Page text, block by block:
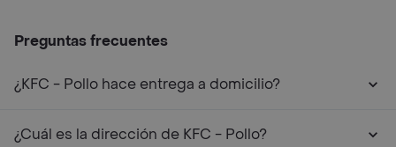
Preguntas frecuentes
¿KFC - Pollo hace entrega a domicilio?
¿Cuál es la dirección de KFC - Pollo?